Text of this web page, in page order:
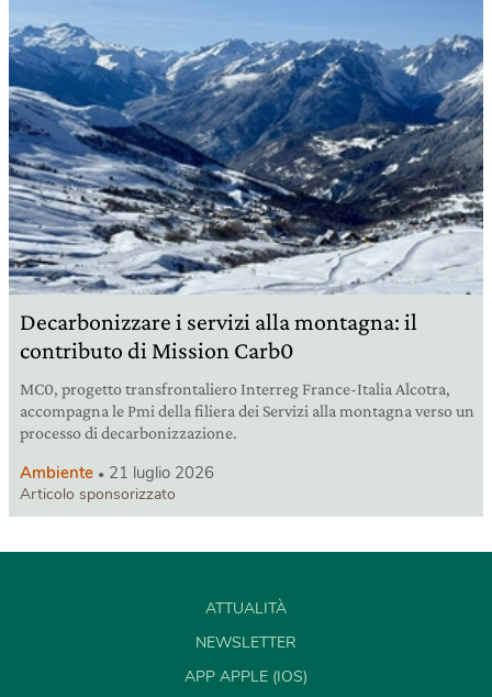
Decarbonizzare i servizi alla montagna: il
contributo di Mission Carb0
MC0, progetto transfrontaliero Interreg France-Italia Alcotra,
accompagna le Pmi della filiera dei Servizi alla montagna verso un
processo di decarbonizzazione.
Ambiente 21 luglio 2026
Articolo sponsorizzato
ATTUALITÀ
NEWSLETTER
APP APPLE (IOS)